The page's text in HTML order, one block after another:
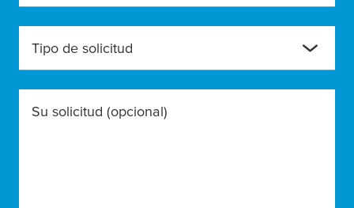
Tipo de solicitud
Su solicitud (opcional)